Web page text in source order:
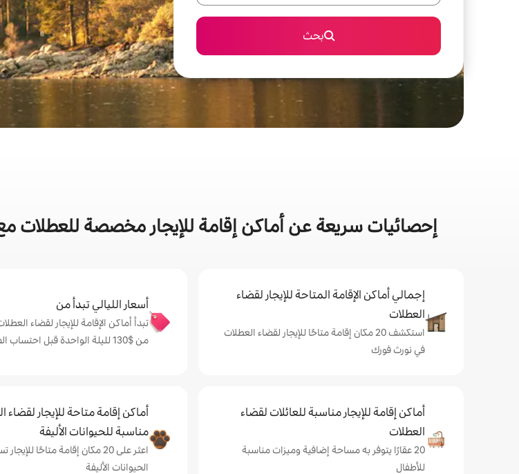
بحث
إحصائيات سريعة عن أماكن إقامة للإيجار مخصصة
إجمالي أماكن الإقامة المتاحة للإيجار لقضاء
العطلات
استكشف 20 مكان إقامة متاحًا للإيجار لقضاء العطلات
في نورث فورك
أسعار الليالي تبدأ من
تبدأ أماكن الإقامة للإيجار لقضاء
من $‏130 لليلة الواحدة قبل احتساب الضرائب والرسوم
أماكن إقامة للإيجار مناسبة للعائلات لقضاء
العطلات
20 عقارًا يتوفر به مساحة إضافية وميزات مناسبة
للأطفال
أماكن إقامة متاحة للإيجار لقضاء
مناسبة للحيوانات الأليفة
اعثر على 20 مكان إقامة متاحًا
الحيوانات الأليفة